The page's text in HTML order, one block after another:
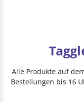
Alle Produkte auf
Bestellungen bis 16